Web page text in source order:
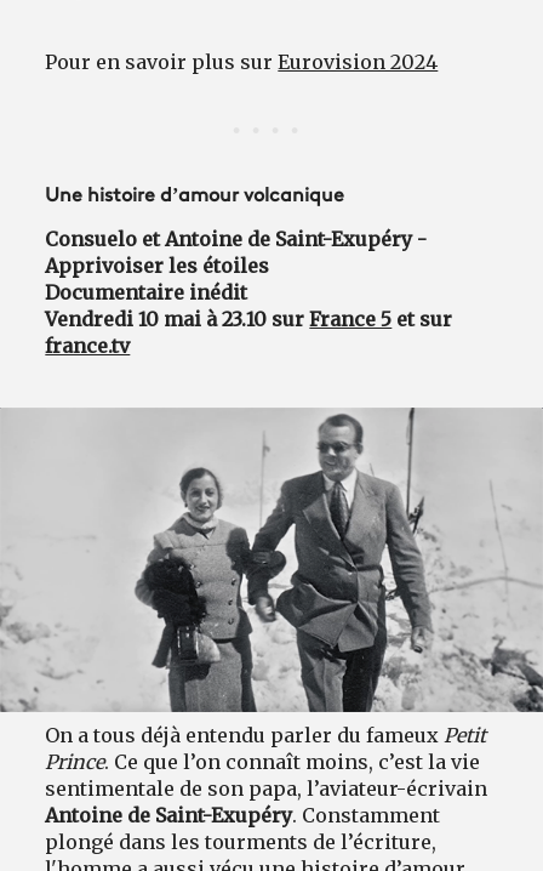
Pour en savoir plus surEurovision 2024
Une histoire d’amour volcanique
Consuelo et Antoine de Saint-Exupéry -
Apprivoiser les étoiles
Documentaire inédit
Vendredi 10 mai à 23.10 surFrance 5 et sur
france.tv
On a tous déjà entendu parler du fameuxPetit
Prince. Ce que l’on connaît moins, c’est la vie
sentimentale de son papa, l’aviateur-écrivain
Antoine de Saint-Exupéry. Constamment
plongé dans les tourments de l’écriture,